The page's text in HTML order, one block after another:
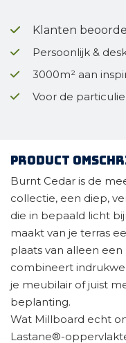
Klanten
Persoonlijk &
3000m² aan
Voor de
Product
Burnt Cedar is de
collectie, een diep,
die in bepaald licht
maakt van je terras
plaats van alleen
combineert
je meubilair of juist
beplanting.
Wat Millboard echt
Lastane®-